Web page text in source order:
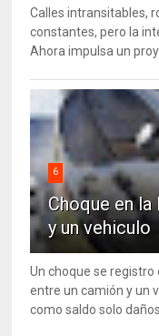
Calles intransitables,
constantes, pero la
Ahora impulsa un
6
Choque en
y un vehiculo
Un choque se registro
entre un camión y un
como saldo solo